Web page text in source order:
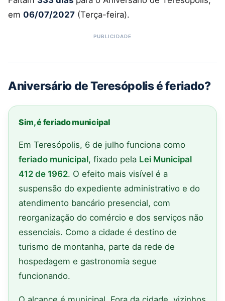
em 06/07/2027 (Terça-feira).
Aniversário de Teresópolis é feriado?
Sim, é feriado municipal
Em Teresópolis, 6 de julho funciona como
feriado municipal, fixado pela Lei Municipal
412 de 1962. O efeito mais visível é a
suspensão do expediente administrativo e do
atendimento bancário presencial, com
reorganização do comércio e dos serviços não
essenciais. Como a cidade é destino de
turismo de montanha, parte da rede de
hospedagem e gastronomia segue
funcionando.